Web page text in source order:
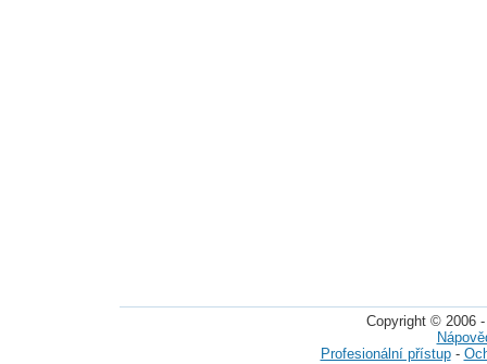
Copyright © 2006
Profesionální přístup-